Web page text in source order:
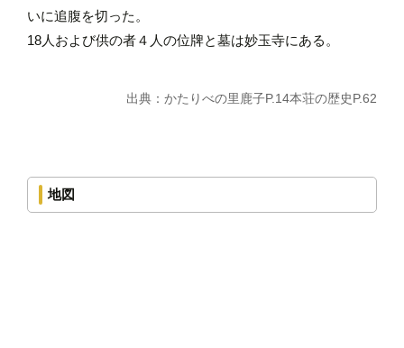
いに追腹を切った。
18人および供の者４人の位牌と墓は妙玉寺にある。
出典：かたりべの里鹿子P.14本荘の歴史P.62
地図